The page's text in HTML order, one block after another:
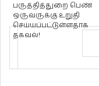
பருத்தித்துறை பெண்
ஒருவருக்கு உறுதி
செய்யப்பட்டுள்ளதாக
தகவல்!